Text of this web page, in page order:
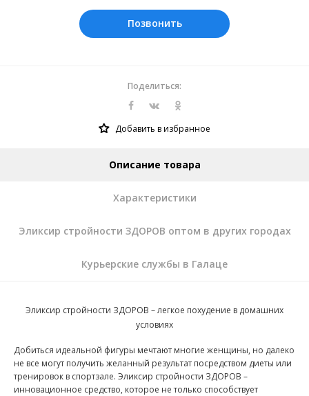
0.655166 л.
Позвонить
Поделиться:
Добавить в избранное
Описание товара
Характеристики
Эликсир стройности ЗДОРОВ оптом в других городах
Курьерские службы в Галаце
Эликсир стройности ЗДОРОВ – легкое похудение в домашних
условиях
Добиться идеальной фигуры мечтают многие женщины, но далеко
не все могут получить желанный результат посредством диеты или
тренировок в спортзале. Эликсир стройности ЗДОРОВ –
инновационное средство, которое не только способствует